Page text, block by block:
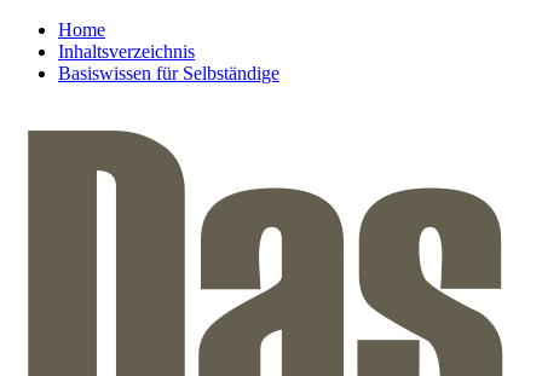
Home
Inhaltsverzeichnis
Basiswissen für Selbständige